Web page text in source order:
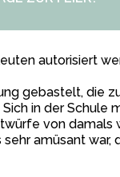
autorisiert
gebastelt, die
in der Schule
von damals
amüsant war,